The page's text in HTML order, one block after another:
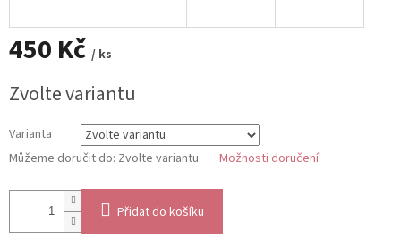
450 Kč / ks
cena:
Zvolte variantu
Varianta
Můžeme doručit do: Zvolte variantu Možnosti doručení
Přidat do košíku